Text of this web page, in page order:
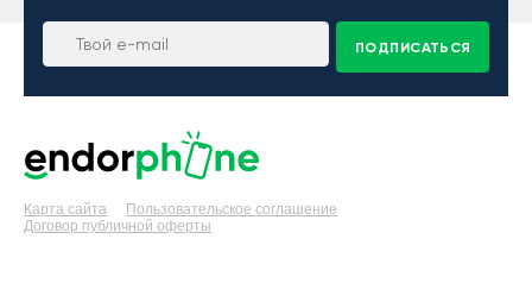
ПОДПИСАТЬСЯ
Карта сайта
Пользовательское соглашение
Договор публичной оферты